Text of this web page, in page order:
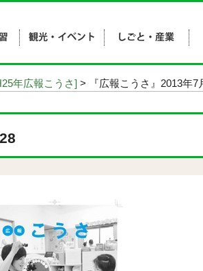
年広報こうさ] > 『広報こうさ』2013年7